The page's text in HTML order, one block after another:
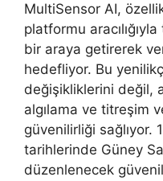
MultiSensor AI,
platformu
bir araya getirerek
hedefliyor. Bu
değişikliklerini değil,
algılama ve titreşim
güvenilirliği sağlıyor.
tarihlerinde Güney
düzenlenecek